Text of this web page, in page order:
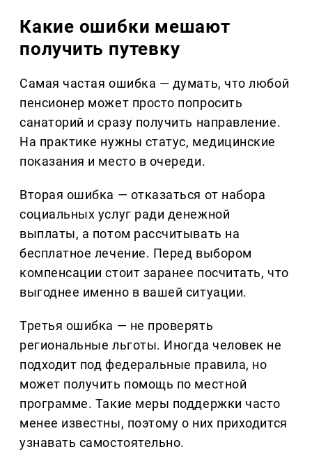
Какие ошибки мешают
получить путевку
Самая частая ошибка — думать, что любой
пенсионер может просто попросить
санаторий и сразу получить направление.
На практике нужны статус, медицинские
показания и место в очереди.
Вторая ошибка — отказаться от набора
социальных услуг ради денежной
выплаты, а потом рассчитывать на
бесплатное лечение. Перед выбором
компенсации стоит заранее посчитать, что
выгоднее именно в вашей ситуации.
Третья ошибка — не проверять
региональные льготы. Иногда человек не
подходит под федеральные правила, но
может получить помощь по местной
программе. Такие меры поддержки часто
менее известны, поэтому о них приходится
узнавать самостоятельно.